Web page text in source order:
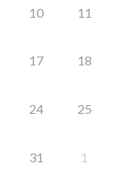
10 11
17 18
24 25
31 1